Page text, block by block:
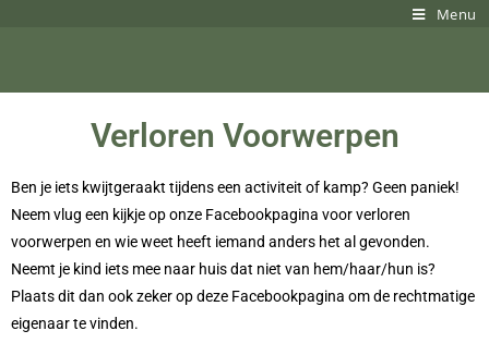
Menu
Verloren Voorwerpen
Ben je iets kwijtgeraakt tijdens een activiteit of kamp? Geen paniek!
Neem vlug een kijkje op onze Facebookpagina voor verloren
voorwerpen en wie weet heeft iemand anders het al gevonden.
Neemt je kind iets mee naar huis dat niet van hem/haar/hun is?
Plaats dit dan ook zeker op deze Facebookpagina om de rechtmatige
eigenaar te vinden.